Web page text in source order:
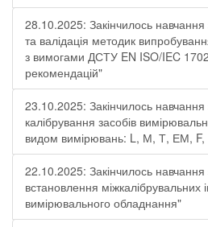
28.10.2025: Закінчилось
та валідація методик
з вимогами ДСТУ EN ISO/IEC
рекомендацій"
23.10.2025: Закінчилось
калібрування засобів
видом вимірювань: L, М, Т, ЕМ, F,
22.10.2025: Закінчилось навчання
встановлення міжкалібрувальних
вимірювального обладнання"